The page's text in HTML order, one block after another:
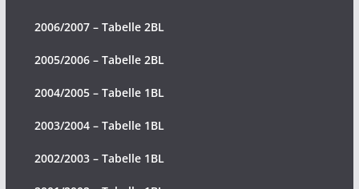
2006/2007 – Tabelle 2BL
2005/2006 – Tabelle 2BL
2004/2005 – Tabelle 1BL
2003/2004 – Tabelle 1BL
2002/2003 – Tabelle 1BL